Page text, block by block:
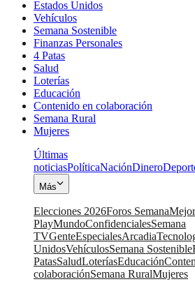
Estados Unidos
Vehículos
Semana Sostenible
Finanzas Personales
4 Patas
Salud
Loterías
Educación
Contenido en colaboración
Semana Rural
Mujeres
Últimas
noticiasPolíticaNaciónDinero
Más
Elecciones 2026Foros Semana
PlayMundoConfidencialesSemana
TVGenteEspecialesArcadia
UnidosVehículosSemana Sostenible
PatasSaludLoteríasEducación
colaboraciónSemana RuralMujeres